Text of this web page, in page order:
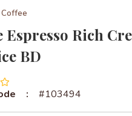
Coffee
Espresso Rich
BD
: #103494